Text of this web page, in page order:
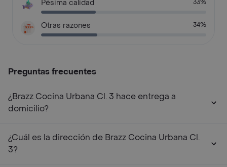
Pésima calidad 33%
Otras razones 34%
Preguntas frecuentes
¿Brazz Cocina Urbana Cl. 3 hace entrega a
domicilio?
¿Cuál es la dirección de Brazz Cocina Urbana Cl.
3?